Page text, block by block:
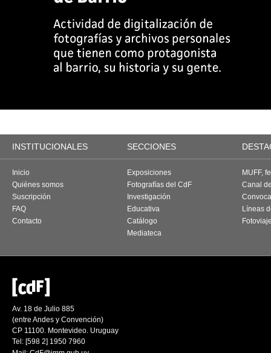
INSTITUCIONALES SECCIONES
Inicio
Quiénes somos
Suscripción
FAQ
Contacto
Exposiciones
Fotografías del CdF
Investigación
Educativa
Catálogo
Mediateca
MUFF,
Canal
Líneas
Av. 18 de Julio 885
(entre Andes y Convención)
CP 11100. Montevideo. Uruguay
Tel: [598 2] 1950 7960